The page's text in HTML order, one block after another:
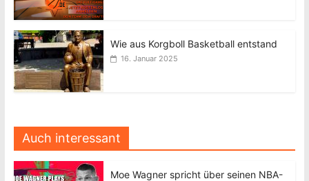
Wie aus Korgboll Basketball entstand
16. Januar 2025
Auch interessant
Moe Wagner spricht über seinen NBA-